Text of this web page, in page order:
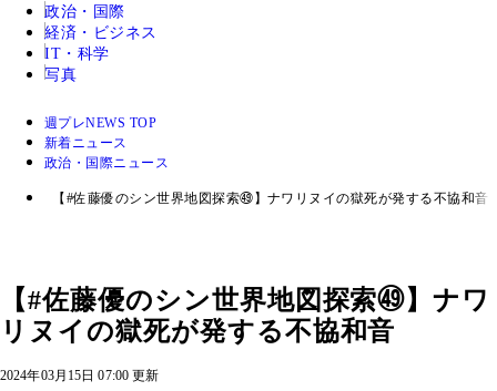
政治・国際
経済・ビジネス
IT・科学
写真
週プレNEWS TOP
新着ニュース
政治・国際ニュース
【#佐藤優のシン世界地図探索㊾】ナワリヌイの獄死が発する不協和音
【#佐藤優のシン世界地図探索㊾】ナワ
リヌイの獄死が発する不協和音
2024年03月15日 07:00 更新